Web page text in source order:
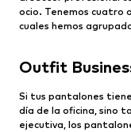
ocio. Tenemos cuatro
cuales hemos
Outfit
Si tus pantalones
día de la oficina, sino
ejecutiva, los